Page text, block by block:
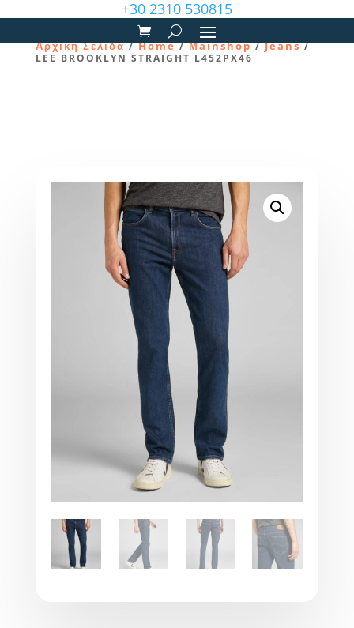
+30 2310 530815
Αρχική Σελίδα/Home/Μainshop/Jeans/
LEE BROOKLYN STRAIGHT L452PX46